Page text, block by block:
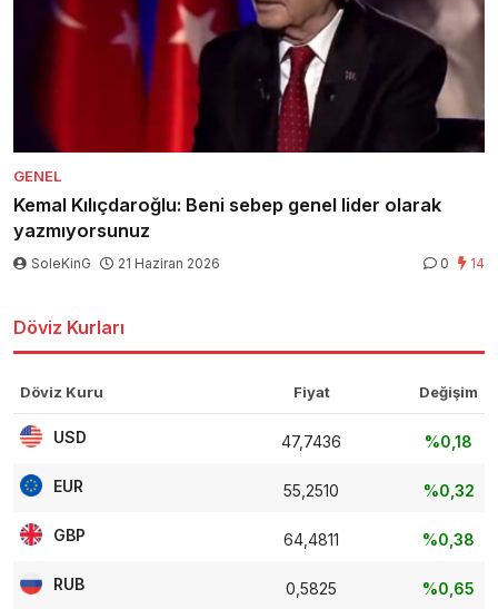
GENEL
Kemal Kılıçdaroğlu: Beni sebep genel lider olarak
yazmıyorsunuz
SoleKinG 21 Haziran 2026 0 14
Döviz Kurları
Döviz Kuru Fiyat Değişim
USD 47,7436 %0,18
EUR 55,2510 %0,32
GBP 64,4811 %0,38
RUB 0,5825 %0,65